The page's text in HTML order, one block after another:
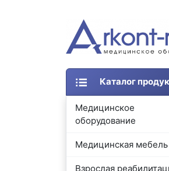
Каталог
Медицинское
оборудование
Медицинская мебель
Взрослая